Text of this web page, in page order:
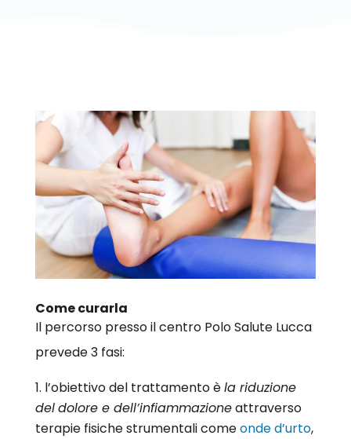
Come curarla
Il percorso presso il centro Polo Salute Lucca
prevede 3 fasi:
l’obiettivo del trattamento èla riduzione
deldolore e dell’infiammazioneattraverso
terapie fisiche strumentali comeonde d’urto,